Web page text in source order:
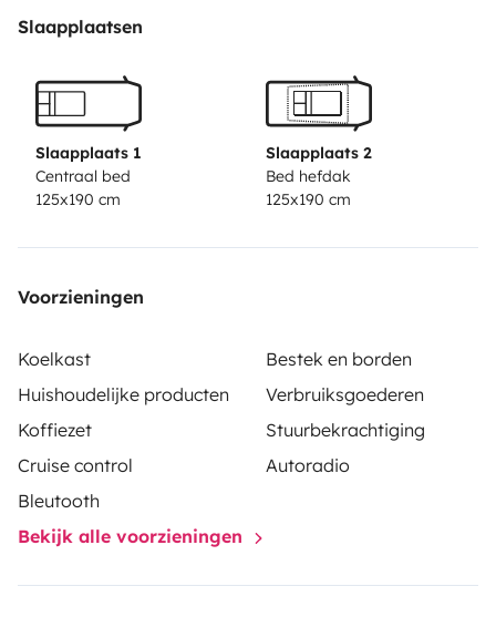
Slaapplaatsen
Slaapplaats 1
Centraal bed
125x190 cm
Slaapplaats 2
Bed hefdak
125x190 cm
Voorzieningen
Koelkast
Bestek en borden
Huishoudelijke producten
Verbruiksgoederen
Koffiezet
Stuurbekrachtiging
Cruise control
Autoradio
Bleutooth
Bekijk alle voorzieningen